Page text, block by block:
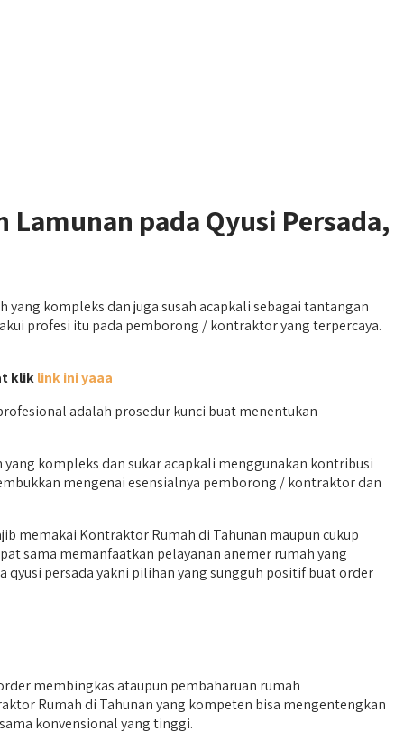
pada Qyusi Persada,
kompleks dan juga susah acapkali sebagai tantangan
profesi itu pada pemborong / kontraktor yang terpercaya.
kliklink ini yaaa
adalah prosedur kunci buat menentukan
kompleks dan sukar acapkali menggunakan kontribusi
mengenai esensialnya pemborong / kontraktor dan
memakai Kontraktor Rumah di Tahunan maupun cukup
sama memanfaatkan pelayanan anemer rumah yang
persada yakni pilihan yang sungguh positif buat order
membingkas ataupun pembaharuan rumah
Rumah di Tahunan yang kompeten bisa mengentengkan
konvensional yang tinggi.